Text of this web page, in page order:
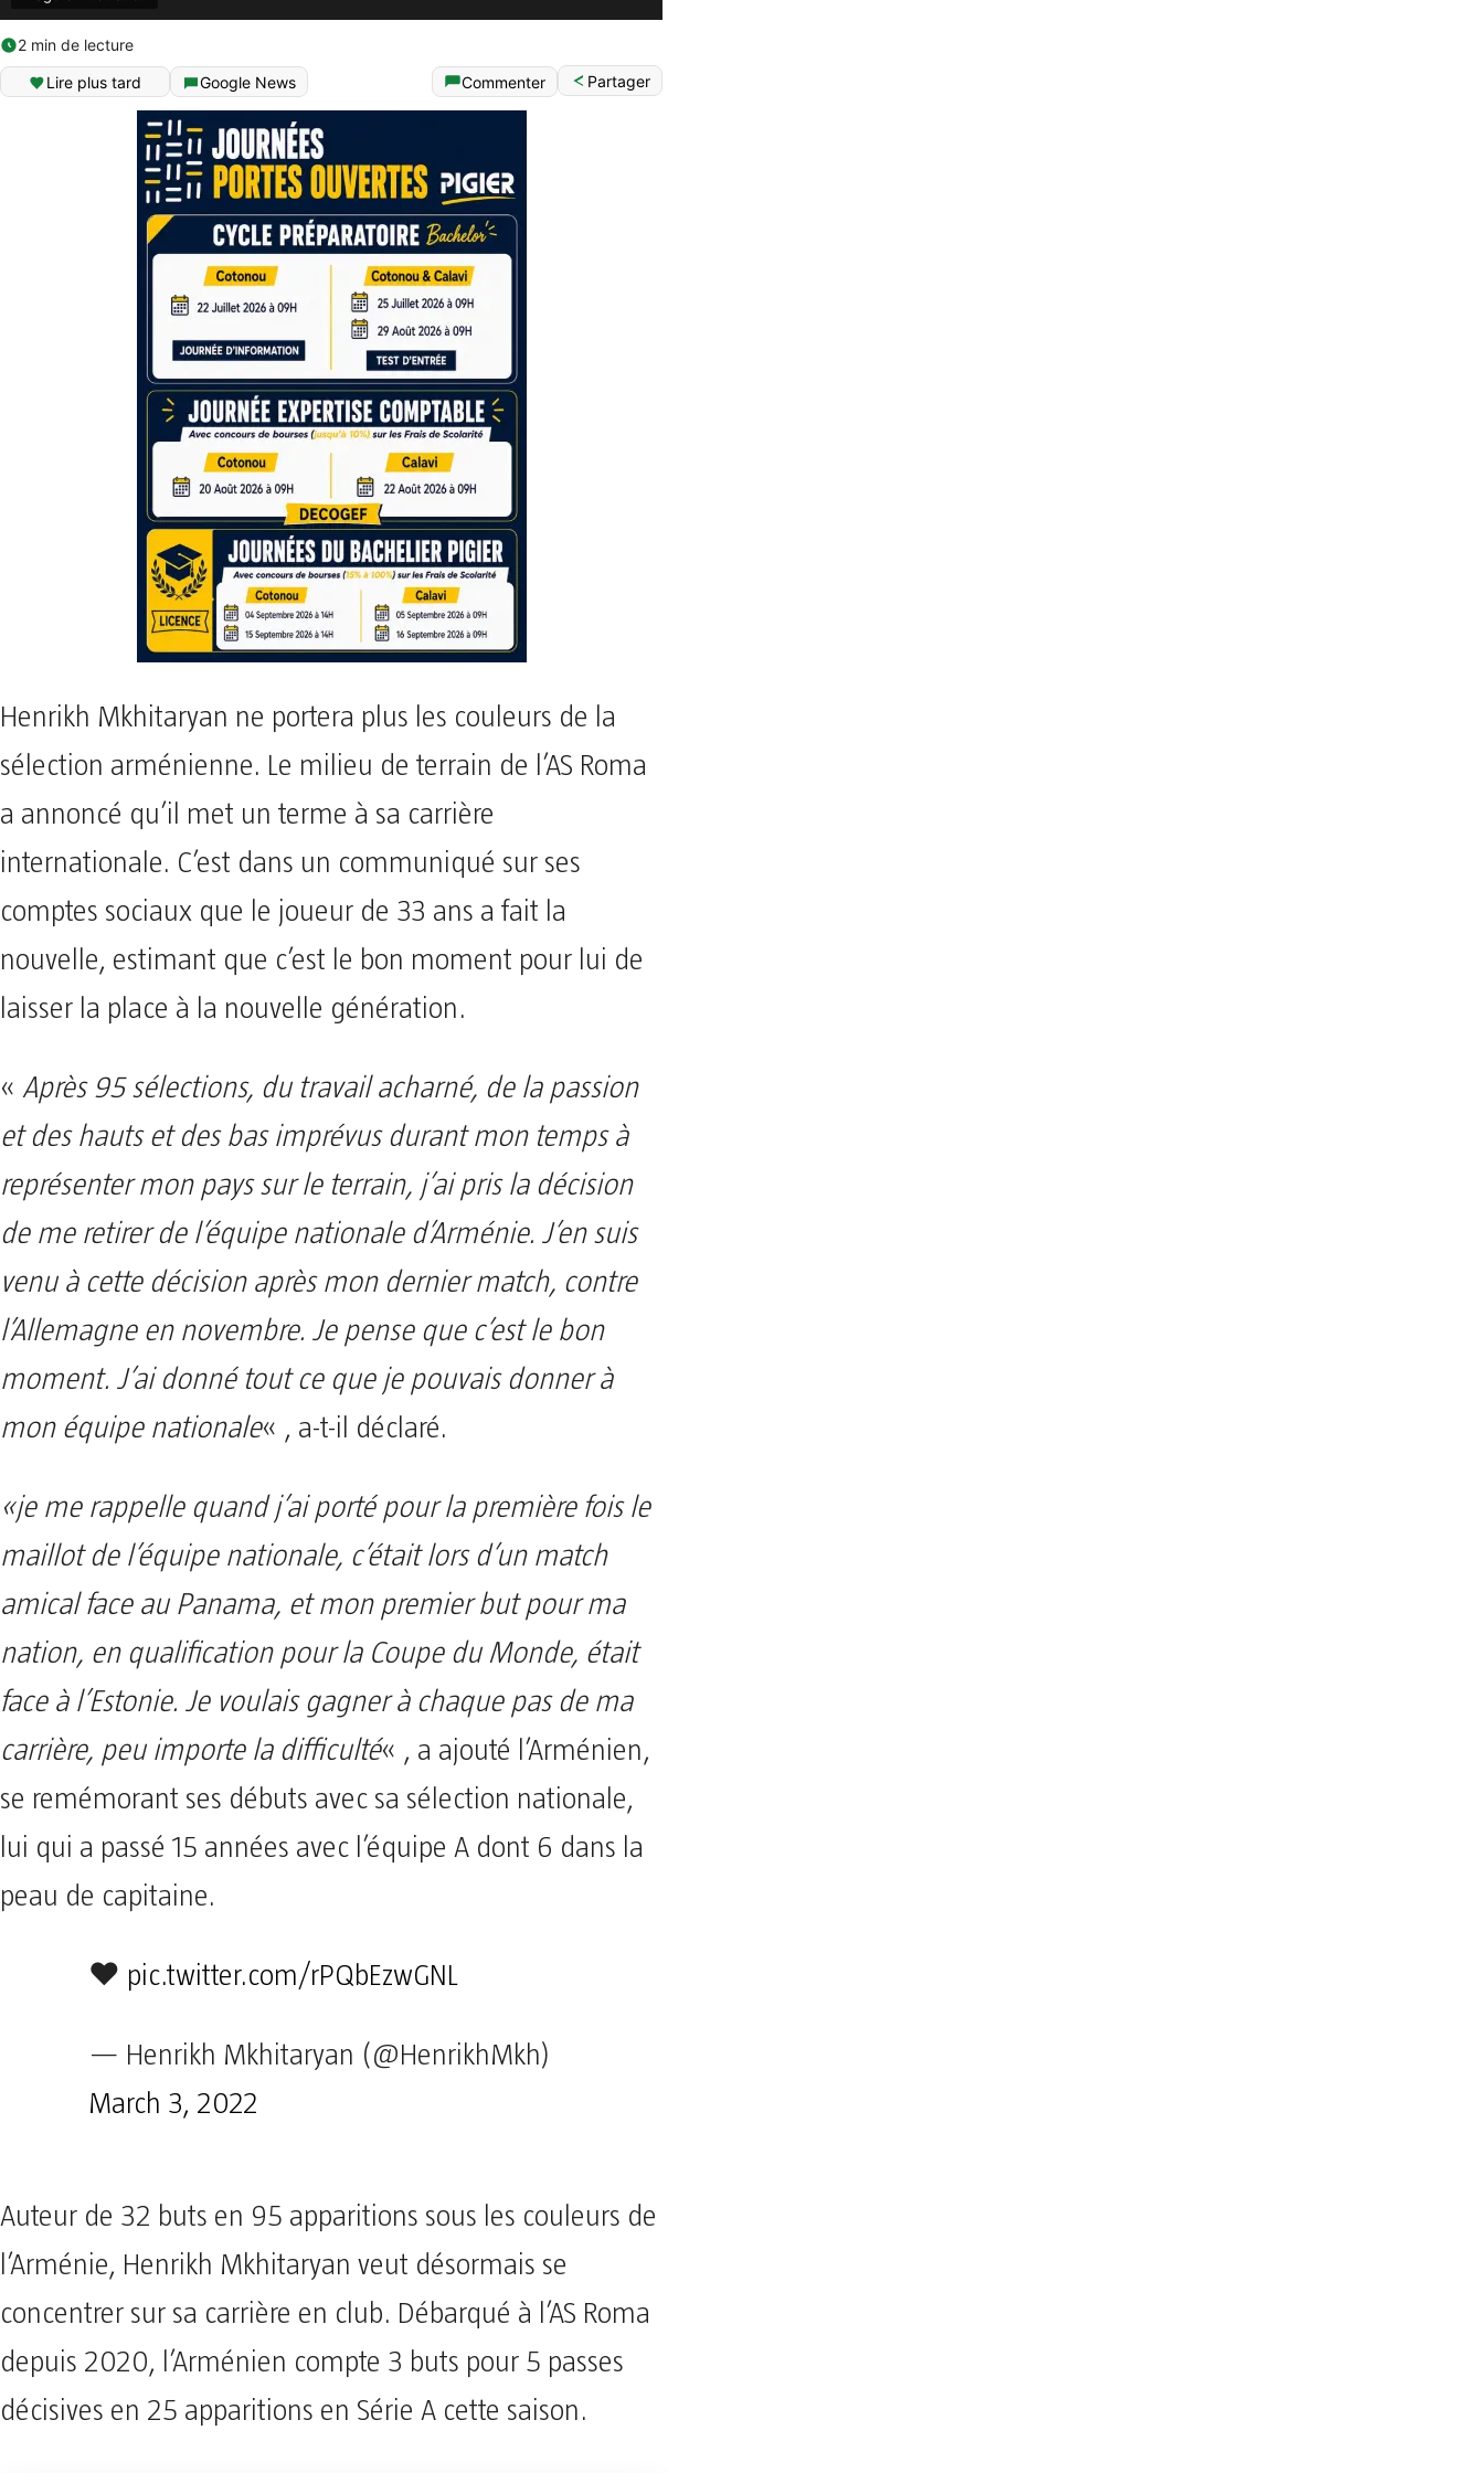
2 min de lecture
Lire plus tard
Google News Commenter Partager
Henrikh Mkhitaryan ne portera plus les couleurs de la
sélection arménienne. Le milieu de terrain de l’AS Roma
a annoncé qu’il met un terme à sa carrière
internationale. C’est dans un communiqué sur ses
comptes sociaux que le joueur de 33 ans a fait la
nouvelle, estimant que c’est le bon moment pour lui de
laisser la place à la nouvelle génération.
« Après 95 sélections, du travail acharné, de la passion
et des hauts et des bas imprévus durant mon temps à
représenter mon pays sur le terrain, j’ai pris la décision
de me retirer de l’équipe nationale d’Arménie. J’en suis
venu à cette décision après mon dernier match, contre
l’Allemagne en novembre. Je pense que c’est le bon
moment. J’ai donné tout ce que je pouvais donner à
mon équipe nationale« , a-t-il déclaré.
«je me rappelle quand j’ai porté pour la première fois le
maillot de l’équipe nationale, c’était lors d’un match
amical face au Panama, et mon premier but pour ma
nation, en qualification pour la Coupe du Monde, était
face à l’Estonie. Je voulais gagner à chaque pas de ma
carrière, peu importe la difficulté« , a ajouté l’Arménien,
se remémorant ses débuts avec sa sélection nationale,
lui qui a passé 15 années avec l’équipe A dont 6 dans la
peau de capitaine.
❤️ pic.twitter.com/rPQbEzwGNL
— Henrikh Mkhitaryan (@HenrikhMkh)
March 3, 2022
Auteur de 32 buts en 95 apparitions sous les couleurs de
l’Arménie, Henrikh Mkhitaryan veut désormais se
concentrer sur sa carrière en club. Débarqué à l’AS Roma
depuis 2020, l’Arménien compte 3 buts pour 5 passes
décisives en 25 apparitions en Série A cette saison.